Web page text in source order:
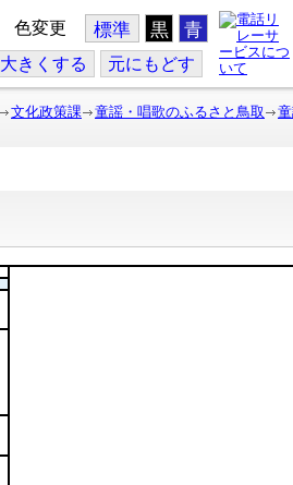
色変更 標準 黒 青
大きくする 元にもどす
文化政策課 童謡・唱歌のふるさと鳥取